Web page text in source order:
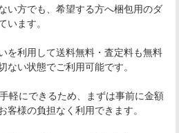
い方でも、希望する方へ梱包用のダ
います。
を利用して送料無料・査定料も無料
い状態でご利用可能です。
軽にできるため、まずは事前に金額
様の負担なく利用できます。